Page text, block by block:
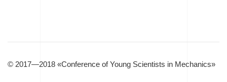
© 2017—2018 «Conference of Young Scientists in Mechanics»